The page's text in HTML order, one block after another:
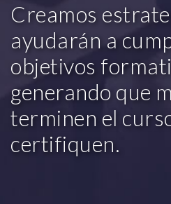
Creamos
ayudarán a
objetivos
generando que
terminen el
certifiquen.